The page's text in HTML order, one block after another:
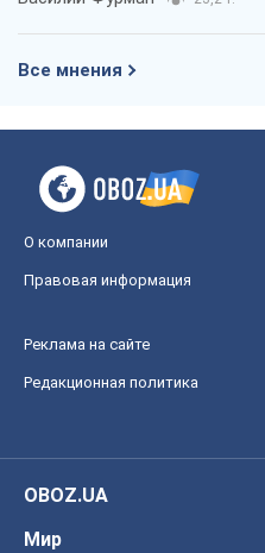
Все мнения
О компании
Правовая информация
Реклама на сайте
Редакционная политика
OBOZ.UA
Мир